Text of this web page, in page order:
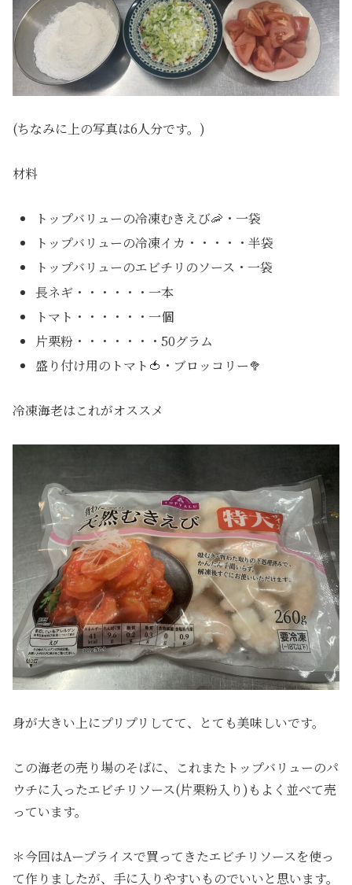
(ちなみに上の写真は6人分です。)
材料
トップバリューの冷凍むきえび🦐・一袋
トップバリューの冷凍イカ・・・・・半袋
トップバリューのエビチリのソース・一袋
長ネギ・・・・・・一本
トマト・・・・・・一個
片栗粉・・・・・・・50グラム
盛り付け用のトマト🍅・ブロッコリー🥦
冷凍海老はこれがオススメ
身が大きい上にプリプリしてて、とても美味しいです。
この海老の売り場のそばに、これまたトップバリューのパ
ウチに入ったエビチリソース(片栗粉入り)もよく並べて売
っています。
＊今回はAープライスで買ってきたエビチリソースを使っ
て作りましたが、手に入りやすいものでいいと思います。